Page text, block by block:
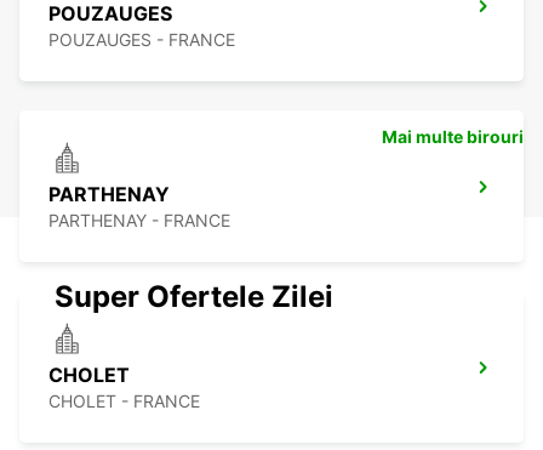
POUZAUGES
POUZAUGES - FRANCE
PARTHENAY
PARTHENAY - FRANCE
CHOLET
CHOLET - FRANCE
Mai multe birouri
Super Ofertele Zilei